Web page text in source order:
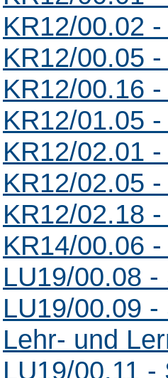
KR12/00.02
KR12/00.05
KR12/00.16
KR12/01.05
KR12/02.01
KR12/02.05
KR12/02.18
KR14/00.06
LU19/00.08
LU19/00.09
Lehr- und
LU19/00.11